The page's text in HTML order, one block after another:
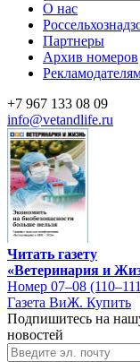
О нас
Партнеры
Архив номеров
+7 967 133 08 09
info@vetandlife.ru
Читать газету
«Ветеринария и
Номер 07–08
Газета ВиЖ. Купить
Подпишитесь на
новостей